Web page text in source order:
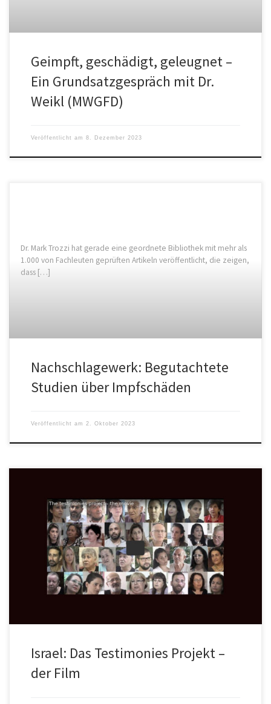
Geimpft, geschädigt, geleugnet –
Ein Grundsatzgespräch mit Dr.
Weikl (MWGFD)
Veröffentlicht am 8. Dezember 2023
Dr. Mark Trozzi hat gerade eine geordnete Bibliothek mit mehr als
1.000 von Fachleuten geprüften Artikeln veröffentlicht, die zeigen,
dass […]
Nachschlagewerk: Begutachtete
Studien über Impfschäden
Veröffentlicht am 2. Oktober 2023
Mit dem Testimonies Projekt bieten die Initiatoren aus Israel
denen eine Plattform, die durch die Covid-19-Impfung Schäden
erlitten haben.
Israel: Das Testimonies Projekt –
der Film